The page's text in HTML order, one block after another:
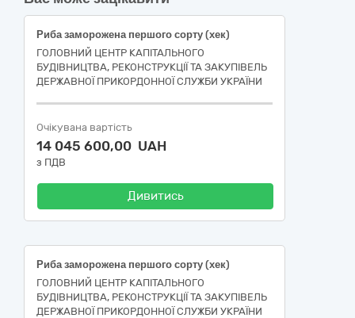
Риба заморожена першого сорту (хек)
ГОЛОВНИЙ ЦЕНТР КАПІТАЛЬНОГО
БУДІВНИЦТВА, РЕКОНСТРУКЦІЇ ТА ЗАКУПІВЕЛЬ
ДЕРЖАВНОЇ ПРИКОРДОННОЇ СЛУЖБИ УКРАЇНИ
Очікувана вартість
14 045 600,00 UAH
з ПДВ
Дивитись
Риба заморожена першого сорту (хек)
ГОЛОВНИЙ ЦЕНТР КАПІТАЛЬНОГО
БУДІВНИЦТВА, РЕКОНСТРУКЦІЇ ТА ЗАКУПІВЕЛЬ
ДЕРЖАВНОЇ ПРИКОРДОННОЇ СЛУЖБИ УКРАЇНИ